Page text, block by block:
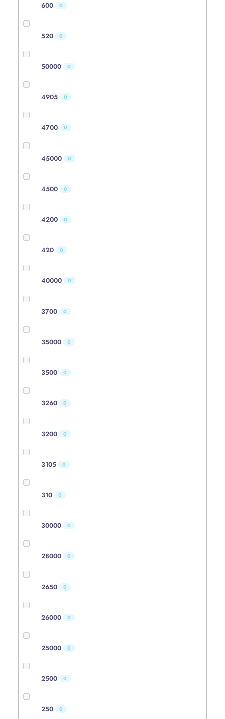
600 0
520 0
50000 0
4905 0
4700 0
45000 0
4500 0
4200 0
420 0
40000 0
3700 0
35000 0
3500 0
3260 0
3200 0
3105 0
310 0
30000 0
28000 0
2650 0
26000 0
25000 0
2500 0
250 0